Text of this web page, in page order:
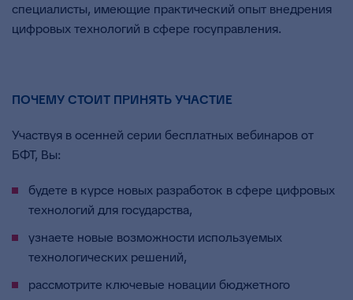
специалисты, имеющие практический опыт внедрения
цифровых технологий в сфере госуправления.
ПОЧЕМУ СТОИТ ПРИНЯТЬ УЧАСТИЕ
Участвуя в осенней серии бесплатных вебинаров от
БФТ, Вы:
будете в курсе новых разработок в сфере цифровых
технологий для государства,
узнаете новые возможности используемых
технологических решений,
рассмотрите ключевые новации бюджетного